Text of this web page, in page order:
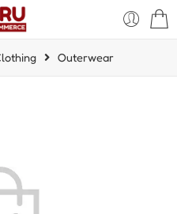
Outerwear